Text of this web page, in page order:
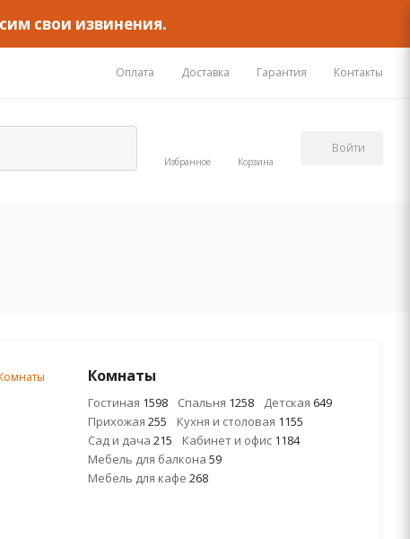
свои извинения.
Оплата Доставка Гарантия Контакты
Избранное Корзина
Войти
Комнаты
Гостиная 1598 Спальня 1258 Детская 649
Прихожая 255 Кухня и столовая 1155
Сад и дача 215 Кабинет и офис 1184
Мебель для балкона 59
Мебель для кафе 268